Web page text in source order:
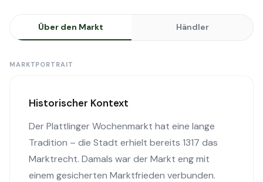
Über den Markt Händler
MARKTPORTRAIT
Historischer Kontext
Der Plattlinger Wochenmarkt hat eine lange
Tradition – die Stadt erhielt bereits 1317 das
Marktrecht. Damals war der Markt eng mit
einem gesicherten Marktfrieden verbunden.